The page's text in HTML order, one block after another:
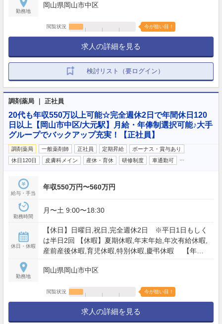
勤務地
岡山県岡山市中区
閲覧状況 今が狙い目！
求人の詳細を見る
検討リスト（要ログイン）
調剤薬局 ｜ 正社員
20代も年収550万以上可能☆完全週休2日で年間休日120
日以上【岡山市中区/大元駅】月給・年俸制選択可能♪大手
グループでバックアップ充実！【正社員】
調剤薬局 一般薬剤師 正社員 定期昇給
ボーナス・賞与あり
休日120日
皮膚科メイン 産休・育休 研修制度 車通勤可
給与・手当
年収550万円〜560万円
勤務時間
月〜土 9:00〜18:30
休日・休暇
【休日】日曜日,祝日,完全週休2日 ※平日1日もしく
は半日2回 【休暇】夏期休暇,年末年始,年次有給休暇,
産前産後休暇,育児休暇,特別休暇,慶弔休暇 【年間
勤務地
岡山県岡山市中区
閲覧状況 今が狙い目！
求人の詳細を見る